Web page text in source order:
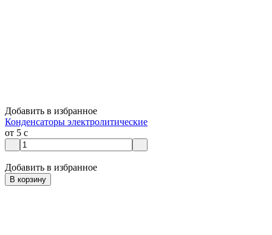
Добавить в избранное
Конденсаторы электролитические
от 5 c
Добавить в избранное
В корзину